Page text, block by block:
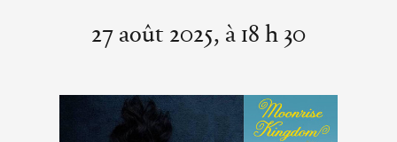
27 août 2025, à 18 h 30